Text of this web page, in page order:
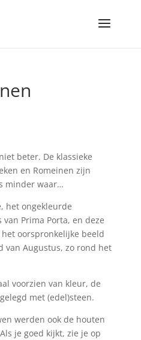
beter. De klassieke
en Romeinen zijn
minder waar…
het ongekleurde
Prima Porta, en deze
oorspronkelijke beeld
Augustus, zo rond het
voorzien van kleur, de
met (edel)steen.
werden ook de houten
je goed kijkt, zie je op